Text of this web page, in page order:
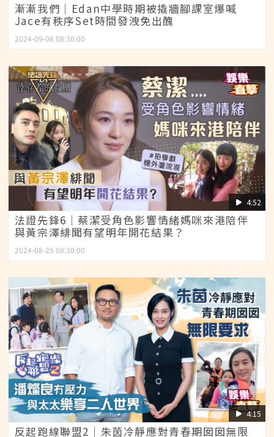
漸漸我們│Edan中學時期被撬牆腳課室爆喊
Jace有秩序Set時間發洩免出醜
2024-09-08 08:30:00
4:52
法證先鋒6│蔡潔受角色影響情緒媽咪來港陪伴
與黃宗澤緋聞有望明年開花結果？
2024-08-25 08:30:00
4:15
反起跑線聯盟2｜朱茵冷靜應對青春期囡囡無限